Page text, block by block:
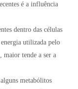
é a influência
dentro das células
utilizada pelo
maior tende a ser a
metabólitos